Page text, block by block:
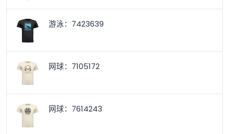
游泳：7423639
网球：7105172
网球：7614243